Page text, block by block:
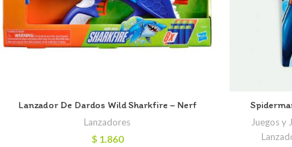
Lanzador De Dardos Wild Sharkfire – Nerf
Lanzadores
$1.860
Juegos y